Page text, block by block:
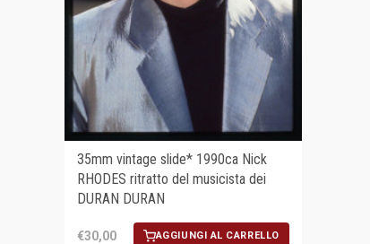
35mm vintage slide* 1990ca Nick
RHODES ritratto del musicista dei
DURAN DURAN
€30,00 AGGIUNGI AL CARRELLO